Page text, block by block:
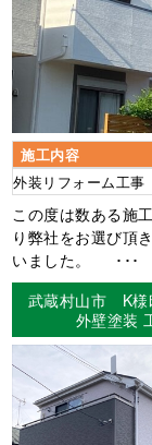
施工内容
外装リフォーム工事
この度は数ある施
り弊社をお選び頂
いました。 ･･･
武蔵村山市 K
外壁塗装